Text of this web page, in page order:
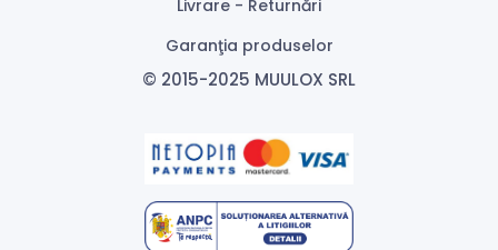
Livrare - Returnări
Garanţia produselor
© 2015-2025 MUULOX SRL